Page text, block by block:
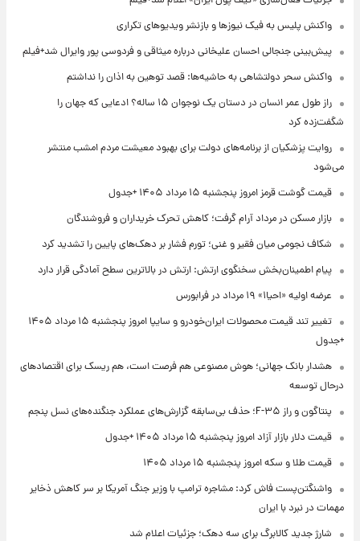
واکنش پلیس به فیک نیوزها و بازنشر ویدیوهای تکراری
پیش‌بینی جنجالی احسان علیخانی درباره میثاقی و فردوسی پور وایرال شد+فیلم
واکنش سحر دولتشاهی به حاشیه‌ها: قصد توهین به اذان را نداشتم
راز طول عمر انسان در دستان یک نوجوان ۱۵ ساله؟ ادعایی که جهان را
شگفت‌زده کرد
روایت پزشکیان از برنامه‌های دولت برای بهبود معیشت مردم امشب منتشر
می‌شود
قیمت گوشت قرمز امروز پنجشنبه ۱۵ مرداد ۱۴۰۵ +جدول
بازار مسکن در مرداد آرام گرفت؛ کاهش تحرک خریداران و فروشندگان
شکاف نجومی میان فقیر و غنی؛ تورم فشار بر دهک‌های پایین را تشدید کرد
پیام اطمینان‌بخش سخنگوی ارتش: ارتش در بالاترین سطح آمادگی قرار دارد
عرضه اولیه «احیا۱» ۱۹ مرداد در فرابورس
تغییر تند قیمت محصولات ایران‌خودرو و سایپا امروز پنجشنبه ۱۵ مرداد ۱۴۰۵
+جدول
هشدار بانک جهانی؛ هوش مصنوعی هم فرصت است، هم ریسک برای اقتصادهای
درحال توسعه
پنتاگون و راز F-۳۵؛ حذف بی‌سابقه گزارش‌های عملکرد جنگنده‌های نسل پنجم
قیمت دلار بازار آزاد امروز پنجشنبه ۱۵ مرداد ۱۴۰۵ +جدول
قیمت طلا و سکه امروز پنجشنبه ۱۵ مرداد ۱۴۰۵
واشنگتن‌پست فاش کرد: مشاجره ترامپ با وزیر جنگ آمریکا بر سر کاهش ذخایر
مهمات در نبرد با ایران
شارژ جدید کالابرگ برای سه دهک؛ جزئیات اعلام شد